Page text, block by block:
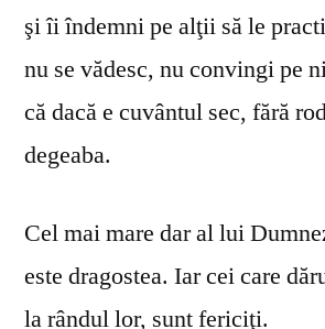
şi îi îndemni pe alţii să le
nu se vă­desc, nu convingi pe
că dacă e cuvântul sec, fără
degeaba.
Cel mai mare dar al lui
este dragostea. Iar cei care
la rândul lor, sunt fericiţi.